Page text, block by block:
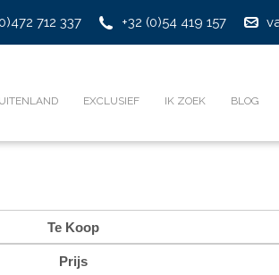
+32 (0)54 419 157
712 337
EXCLUSIEF IK ZOEK BLOG